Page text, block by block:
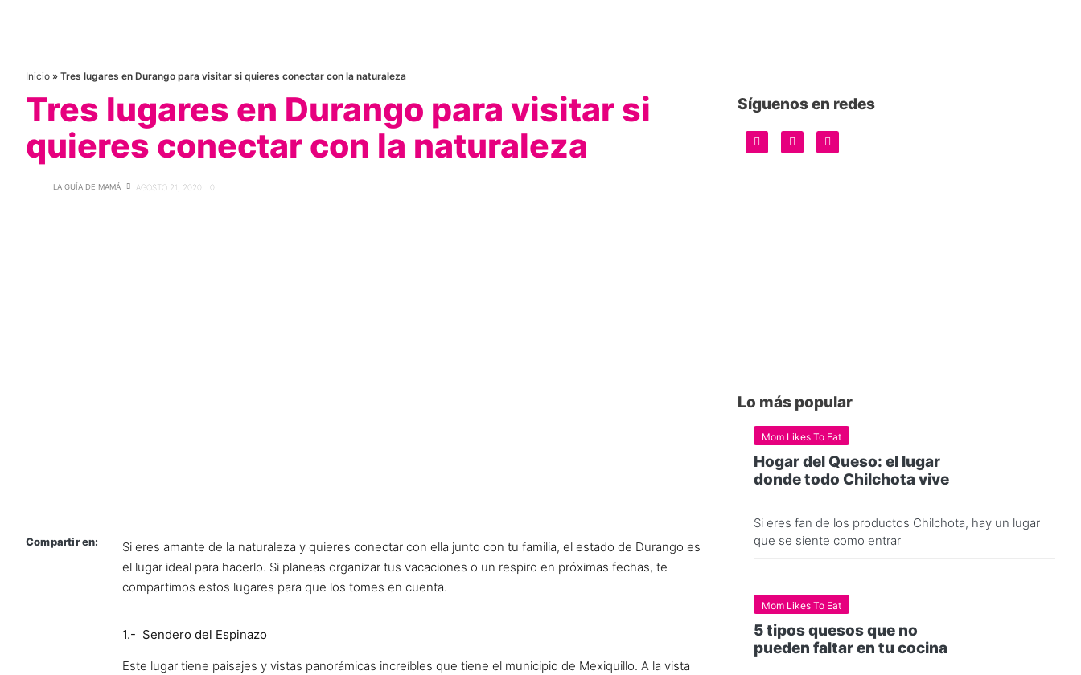
Inicio » Tres lugares en Durango para visitar si quieres conectar con la naturaleza
Tres lugares en Durango para visitar si
quieres conectar con la naturaleza
LA GUÍA DE MAMÁ AGOSTO 21, 2020 0
Compartir en:
Si eres amante de la naturaleza y quieres conectar con ella junto con tu familia, el estado de Durango es
el lugar ideal para hacerlo. Si planeas organizar tus vacaciones o un respiro en próximas fechas, te
compartimos estos lugares para que los tomes en cuenta.
1.- Sendero del Espinazo
Este lugar tiene paisajes y vistas panorámicas increíbles que tiene el municipio de Mexiquillo. A la vista
Síguenos en redes
Lo más popular
Mom Likes To Eat
Hogar del Queso: el lugar
donde todo Chilchota vive
Si eres fan de los productos Chilchota, hay un lugar
que se siente como entrar
Mom Likes To Eat
5 tipos quesos que no
pueden faltar en tu cocina